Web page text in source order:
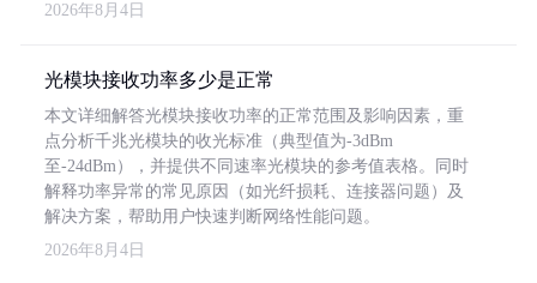
2026年8月4日
光模块接收功率多少是正常
本文详细解答光模块接收功率的正常范围及影响因素，重
点分析千兆光模块的收光标准（典型值为-3dBm
至-24dBm），并提供不同速率光模块的参考值表格。同时
解释功率异常的常见原因（如光纤损耗、连接器问题）及
解决方案，帮助用户快速判断网络性能问题。
2026年8月4日